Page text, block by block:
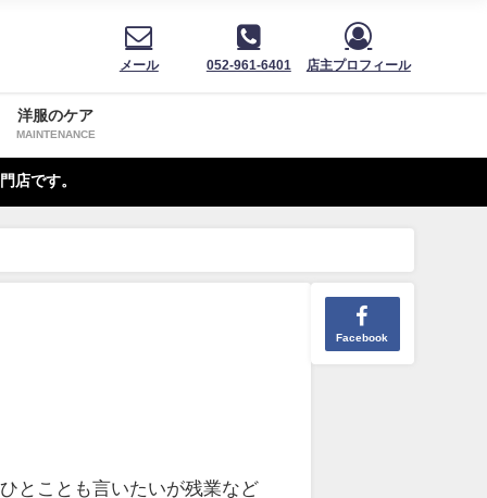
メール 052-961-6401 店主プロフィール
洋服のケア
MAINTENANCE
店です。
Facebook
とことも言いたいが残業など